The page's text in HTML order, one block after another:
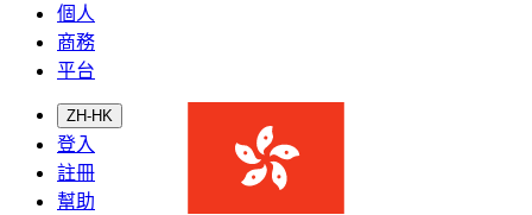
個人
商務
平台
ZH-HK
登入
註冊
幫助